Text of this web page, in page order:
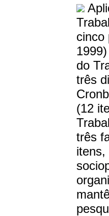
cinco
do
três
(12
três
itens,